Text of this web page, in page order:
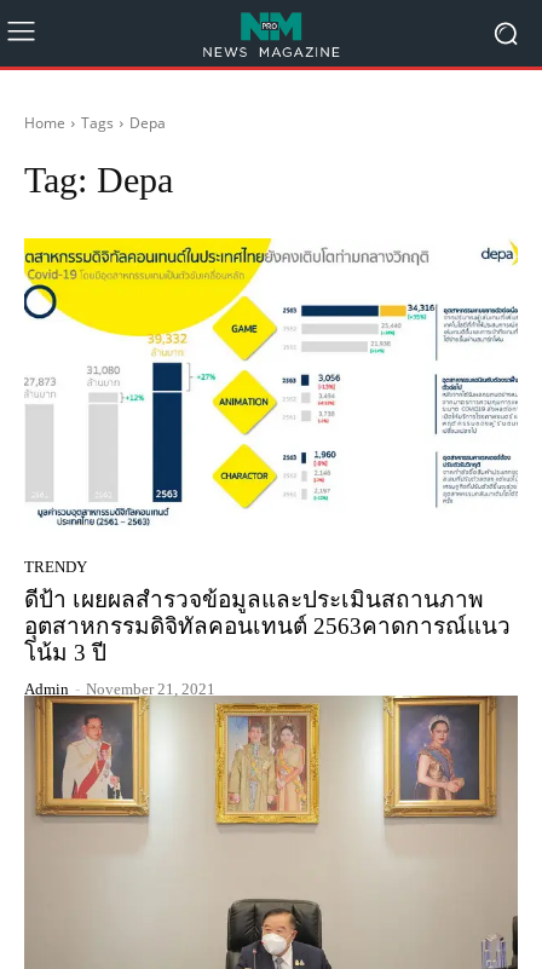
Home Tags Depa
Tag: Depa
TRENDY
ดีป้า เผยผลสำรวจข้อมูลและประเมินสถานภาพ
อุตสาหกรรมดิจิทัลคอนเทนต์ 2563คาดการณ์แนว
โน้ม 3 ปี
Admin - November 21, 2021